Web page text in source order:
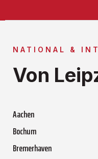
NATIONAL &
Von
Aachen
Bochum
Bremerhaven